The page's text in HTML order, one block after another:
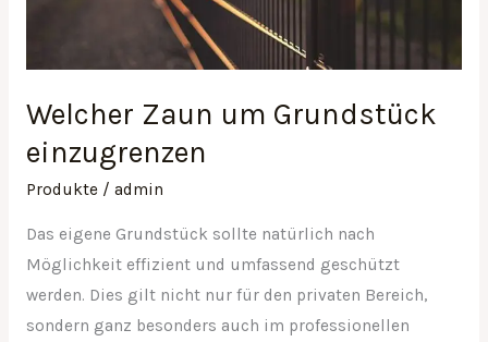
Welcher Zaun um Grundstück
einzugrenzen
Produkte/ admin
Das eigene Grundstück sollte natürlich nach
Möglichkeit effizient und umfassend geschützt
werden. Dies gilt nicht nur für den privaten Bereich,
sondern ganz besonders auch im professionellen